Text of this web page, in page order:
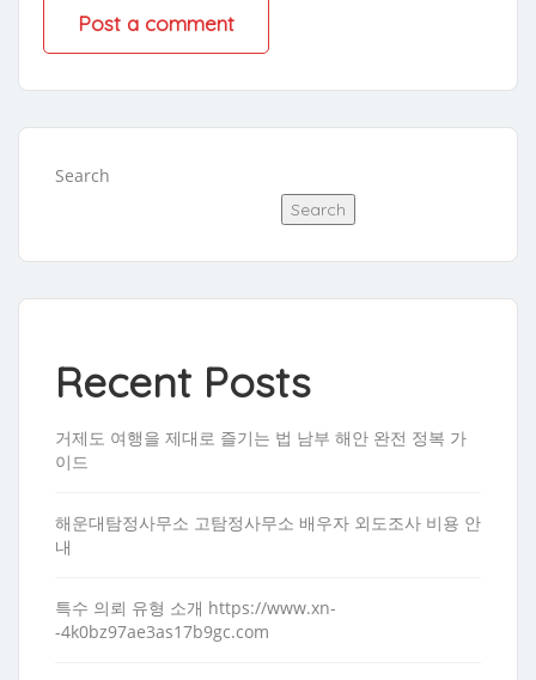
Search
Search
Recent Posts
거제도 여행을 제대로 즐기는 법 남부 해안 완전 정복 가
이드
해운대탐정사무소 고탐정사무소 배우자 외도조사 비용 안
내
특수 의뢰 유형 소개 https://www.xn-
-4k0bz97ae3as17b9gc.com